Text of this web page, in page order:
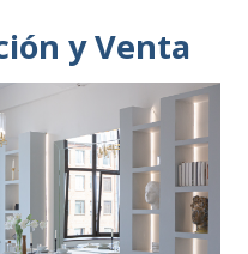
y Venta